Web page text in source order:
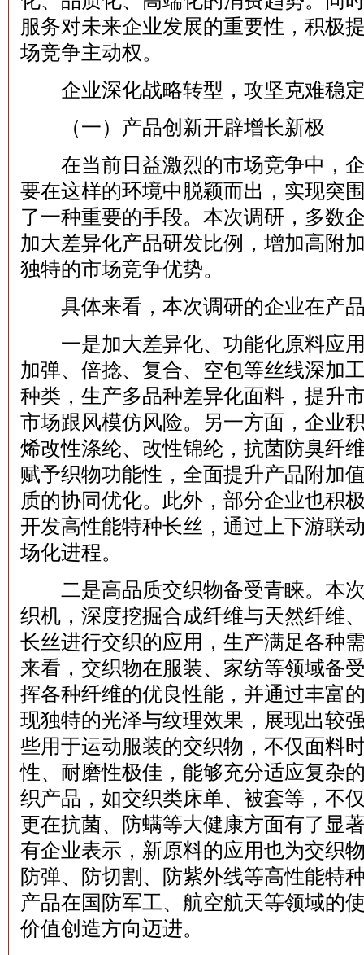
服务对未来企业发展的重要性，积极
场竞争主动权。
企业深化战略转型，攻坚克难稳
（一）产品创新开辟增长新极
在当前日益激烈的市场竞争中，企
要在这样的环境中脱颖而出，实现突
了一种重要的手段。本次调研，多数
加大差异化产品研发比例，增加高附
独特的市场竞争优势。
具体来看，本次调研的企业在产品
一是加大差异化、功能化原料应用
加弹、倍捻、复合、空包等丝线深加
种类，生产多品种差异化面料，提升
市场跟风模仿风险。另一方面，企业
烯改性涤纶、改性锦纶，抗菌防臭纤
赋予织物功能性，全面提升产品附加
质的协同优化。此外，部分企业也积
开发高性能特种长丝，通过上下游联
场化进程。‌
二是高品质交织物备受青睐。本次
织机，深度挖掘合成纤维与天然纤维
长丝进行交织的应用，生产满足各种
来看，交织物在服装、家纺等领域备
挥各种纤维的优良性能，并通过丰富
现独特的光泽与纹理效果，展现出较
些用于运动服装的交织物，不仅面料
性、耐磨性极佳，能够充分适应复杂
织产品，如交织类床单、被套等，不
更在抗菌、防螨等大健康方面有了显
有企业表示，新原料的应用也为交织
防弹、防切割、防紫外线等高性能特
产品在国防军工、航空航天等领域的
价值创造方向迈进。‌